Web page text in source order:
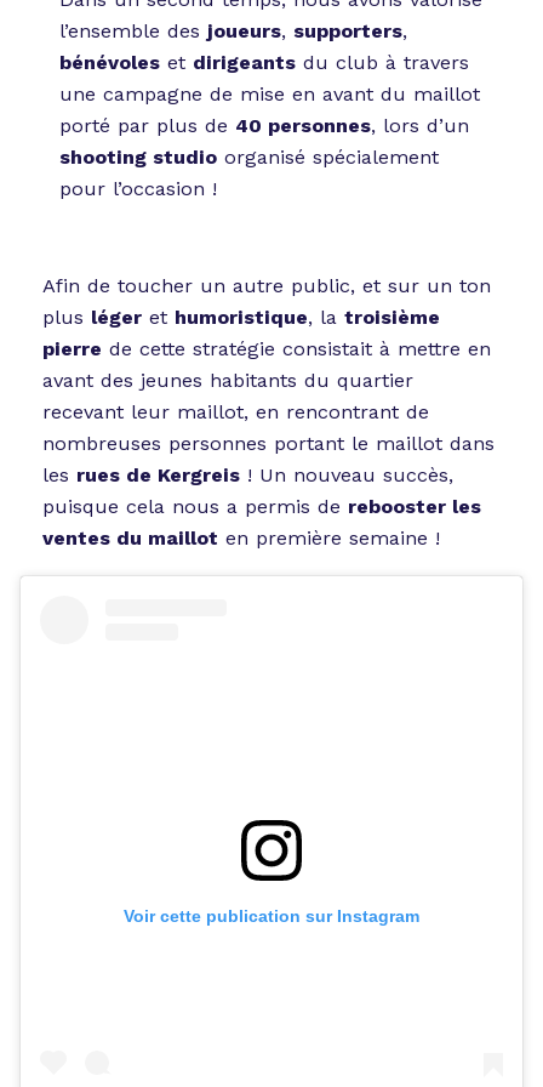
l’ensemble des joueurs, supporters,
bénévoles et dirigeants du club à travers
une campagne de mise en avant du maillot
porté par plus de 40 personnes, lors d’un
shooting studio organisé spécialement
pour l’occasion !
Afin de toucher un autre public, et sur un ton
plus légeret humoristique, la troisième
pierre de cette stratégie consistait à mettre en
avant des jeunes habitants du quartier
recevant leur maillot, en rencontrant de
nombreuses personnes portant le maillot dans
les rues de Kergreis! Un nouveau succès,
puisque cela nous a permis de rebooster les
ventes du maillot en première semaine !
Voir cette publication sur Instagram